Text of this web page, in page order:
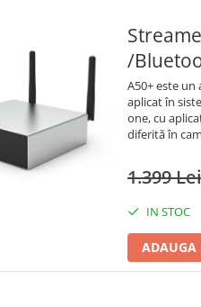
/
A50+ este
aplicat în
one, cu
diferită în
1.399
IN STOC
ADAUGA